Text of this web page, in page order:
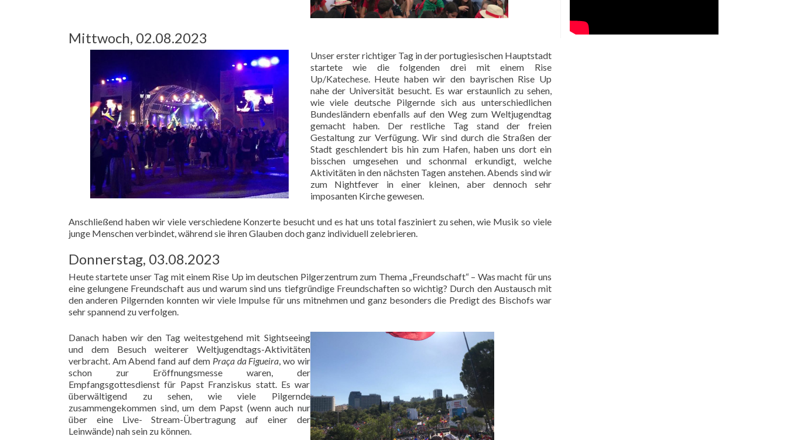
Mittwoch, 02.08.2023
Unser erster richtiger Tag in der portugiesischen Hauptstadt
startete wie die folgenden drei mit einem Rise
Up/Katechese. Heute haben wir den bayrischen Rise Up
nahe der Universität besucht. Es war erstaunlich zu sehen,
wie viele deutsche Pilgernde sich aus unterschiedlichen
Bundesländern ebenfalls auf den Weg zum Weltjugendtag
gemacht haben. Der restliche Tag stand der freien
Gestaltung zur Verfügung. Wir sind durch die Straßen der
Stadt geschlendert bis hin zum Hafen, haben uns dort ein
bisschen umgesehen und schonmal erkundigt, welche
Aktivitäten in den nächsten Tagen anstehen. Abends sind wir
zum Nightfever in einer kleinen, aber dennoch sehr
imposanten Kirche gewesen.
Anschließend haben wir viele verschiedene Konzerte besucht und es hat uns total fasziniert zu sehen, wie Musik so viele
junge Menschen verbindet, während sie ihren Glauben doch ganz individuell zelebrieren.
Donnerstag, 03.08.2023
Heute startete unser Tag mit einem Rise Up im deutschen Pilgerzentrum zum Thema „Freundschaft“ – Was macht für uns
eine gelungene Freundschaft aus und warum sind uns tiefgründige Freundschaften so wichtig? Durch den Austausch mit
den anderen Pilgernden konnten wir viele Impulse für uns mitnehmen und ganz besonders die Predigt des Bischofs war
sehr spannend zu verfolgen.
Danach haben wir den Tag weitestgehend mit Sightseeing
und dem Besuch weiterer Weltjugendtags-Aktivitäten
verbracht. Am Abend fand auf dem Praça da Figueira, wo wir
schon zur Eröffnungsmesse waren, der
Empfangsgottesdienst für Papst Franziskus statt. Es war
überwältigend zu sehen, wie viele Pilgernde
zusammengekommen sind, um dem Papst (wenn auch nur
über eine Live- Stream-Übertragung auf einer der
Leinwände) nah sein zu können.